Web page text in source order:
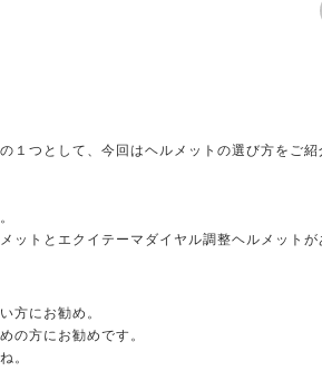
つとして、今回はヘルメットの選び方をご紹
トとエクイテーマダイヤル調整ヘルメットが
方にお勧め。
の方にお勧めです。
。